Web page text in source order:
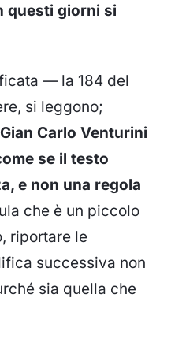
questi giorni si
— la 184 del
si leggono;
Carlo Venturini
se il testo
e non una regola
che è un piccolo
riportare le
successiva non
sia quella che